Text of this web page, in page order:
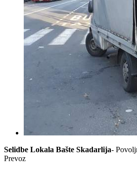
Selidbe Lokala Bašte Skadarlija-
Prevoz